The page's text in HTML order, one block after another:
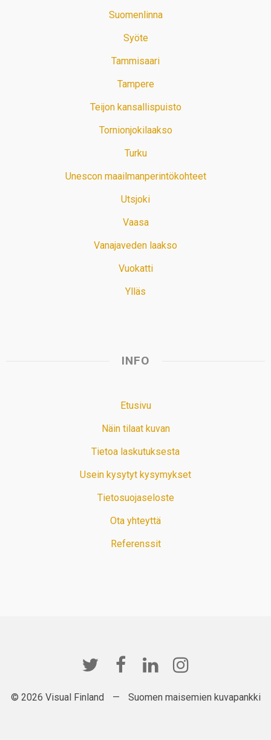
Suomenlinna
Syöte
Tammisaari
Tampere
Teijon kansallispuisto
Tornionjokilaakso
Turku
Unescon maailmanperintökohteet
Utsjoki
Vaasa
Vanajaveden laakso
Vuokatti
Ylläs
INFO
Etusivu
Näin tilaat kuvan
Tietoa laskutuksesta
Usein kysytyt kysymykset
Tietosuojaseloste
Ota yhteyttä
Referenssit
© 2026 Visual Finland — Suomen maisemien kuvapankki